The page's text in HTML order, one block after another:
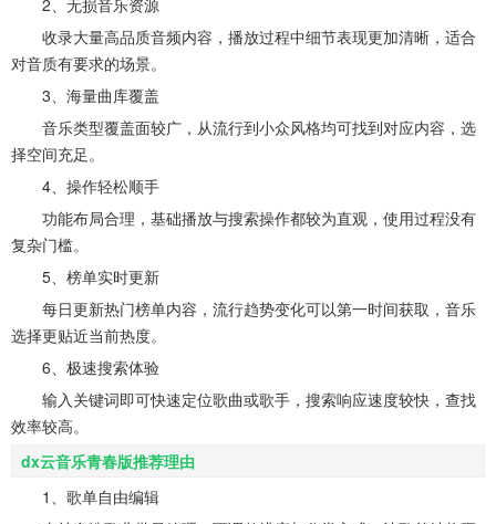
收录大量高品质音频内容，播放过程中细节表现更加清晰，适合
对音质有要求的场景。
3、海量曲库覆盖
音乐类型覆盖面较广，从流行到小众风格均可找到对应内容，选
择空间充足。
4、操作轻松顺手
功能布局合理，基础播放与搜索操作都较为直观，使用过程没有
复杂门槛。
5、榜单实时更新
每日更新热门榜单内容，流行趋势变化可以第一时间获取，音乐
选择更贴近当前热度。
6、极速搜索体验
输入关键词即可快速定位歌曲或歌手，搜索响应速度较快，查找
效率较高。
dx云音乐青春版推荐理由
1、歌单自由编辑